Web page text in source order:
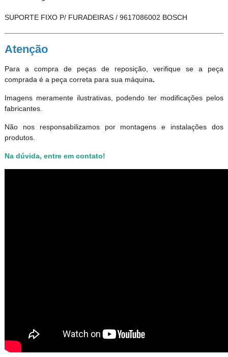
SUPORTE FIXO P/ FURADEIRAS / 9617086002 BOSCH
Atenção
Para a compra de peças de reposição, verifique se a peça
comprada é a peça correta para sua máquina.
Imagens meramente ilustrativas, podendo ter modificações pelos
fabricantes.
Não nos responsabilizamos por montagens e instalações dos
produtos.
Na dúvida, entre em contato!